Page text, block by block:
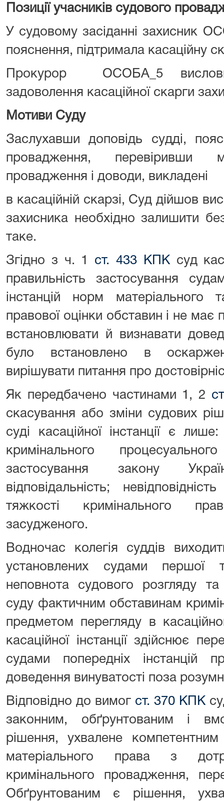
Позиції учасників судового
У судовому засіданні захисник
пояснення, підтримала касаційну
Прокурор ОСОБА_5
задоволення касаційної скарги
Мотиви Суду
Заслухавши доповідь судді,
провадження, перевіривши
провадження і доводи, викладені
в касаційній скарзі, Суд дійшов
захисника необхідно залишити
таке.
Згідно з ч. 1 ст. 433 КПКсуд
правильність застосування
інстанцій норм матеріального
правової оцінки обставин і не має
встановлювати й визнавати
було встановлено в
вирішувати питання про
Як передбачено частинами 1, 2
скасування або зміни судових
суді касаційної інстанції є
кримінального
застосування закону
відповідальність;
тяжкості кримінального
засудженого.
Водночас колегія суддів
установлених судами першої
неповнота судового розгляду та
суду фактичним обставинам
предметом перегляду в
касаційної інстанції здійснює
судами попередніх інстанцій
доведення винуватості поза
Відповідно до вимог ст. 370 КПК
законним, обґрунтованим і
рішення, ухвалене
матеріального права з
кримінального провадження,
Обґрунтованим є рішення,